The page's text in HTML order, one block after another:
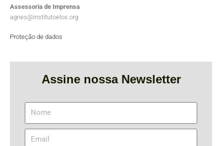
Assessoria de Imprensa
agnes@institutoelos.org
Proteção de dados
Assine nossa Newsletter